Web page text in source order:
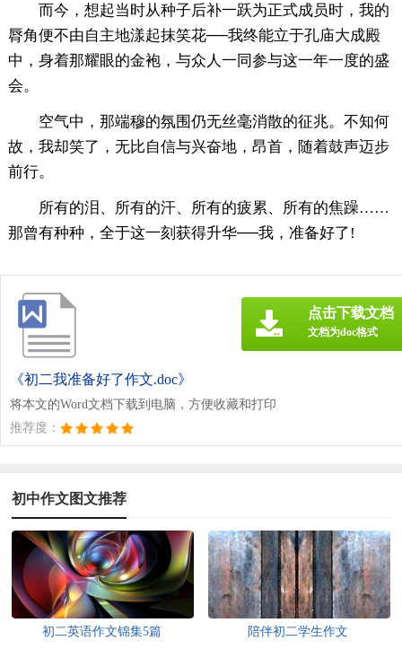
而今，想起当时从种子后补一跃为正式成员时，我的
脣角便不由自主地漾起抹笑花──我终能立于孔庙大成殿
中，身着那耀眼的金袍，与众人一同参与这一年一度的盛
会。
空气中，那端穆的氛围仍无丝毫消散的征兆。不知何
故，我却笑了，无比自信与兴奋地，昂首，随着鼓声迈步
前行。
所有的泪、所有的汗、所有的疲累、所有的焦躁……
那曾有种种，全于这一刻获得升华──我，准备好了!
《初二我准备好了作文.doc》
将本文的Word文档下载到电脑，方便收藏和打印
推荐度：
点击下载文档
文档为doc格式
初中作文图文推荐
初二英语作文锦集5篇 陪伴初二学生作文